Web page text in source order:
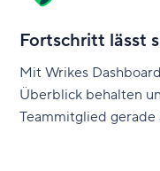
Fortschritt lässt
Mit Wrikes
Überblick behalten
Teammitglied